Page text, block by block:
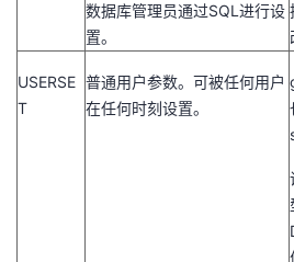
的
我
技
的
数据库管理员通过SQL进行设
置。
USERSE
T
普通用户参数。可被任何用户
在任何时刻设置。